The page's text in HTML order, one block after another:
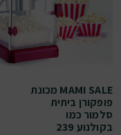
MAMI SALE מכונת
פופקורן ביתית
סלמור כמו
בקולנוע 239